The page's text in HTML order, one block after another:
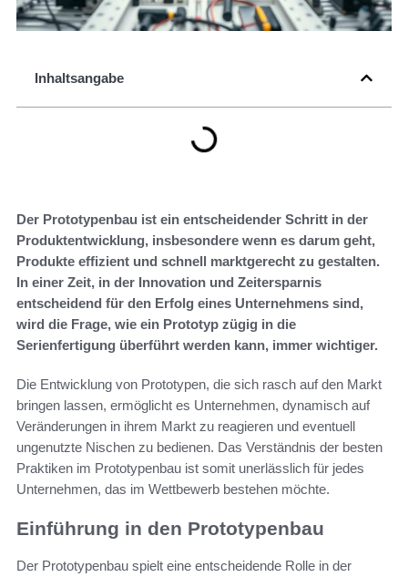
Inhaltsangabe
Der Prototypenbau ist ein entscheidender Schritt in der
Produktentwicklung, insbesondere wenn es darum geht,
Produkte effizient und schnell marktgerecht zu gestalten.
In einer Zeit, in der Innovation und Zeitersparnis
entscheidend für den Erfolg eines Unternehmens sind,
wird die Frage, wie ein Prototyp zügig in die
Serienfertigung überführt werden kann, immer wichtiger.
Die Entwicklung von Prototypen, die sich rasch auf den Markt
bringen lassen, ermöglicht es Unternehmen, dynamisch auf
Veränderungen in ihrem Markt zu reagieren und eventuell
ungenutzte Nischen zu bedienen. Das Verständnis der besten
Praktiken im Prototypenbau ist somit unerlässlich für jedes
Unternehmen, das im Wettbewerb bestehen möchte.
Einführung in den Prototypenbau
Der Prototypenbau spielt eine entscheidende Rolle in der